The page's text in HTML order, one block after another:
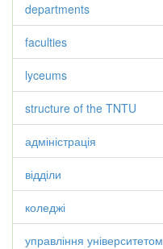
departments
faculties
lyceums
structure of the TNTU
адміністрація
відділи
коледжі
управління університетом